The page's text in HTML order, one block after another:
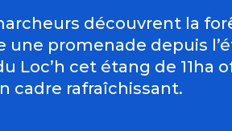
découvrent la
une promenade depuis
Loc’h cet étang de 11ha
cadre rafraîchissant.